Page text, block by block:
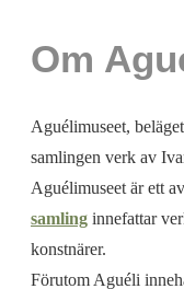
Om
Aguélimuseet,
samlingen verk av
Aguélimuseet är ett
samling innefattar
konstnärer.
Förutom Aguéli